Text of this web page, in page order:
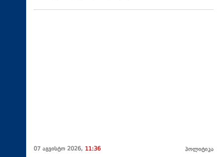
07 აგვისტო 2026, 11:36 პოლიტიკა